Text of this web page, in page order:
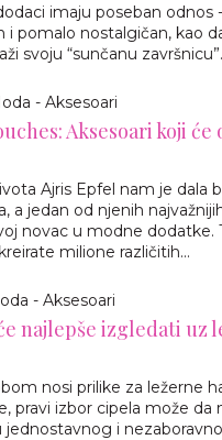
imaju poseban odnos
i pomalo nostalgičan, kao
svoju “sunčanu završnicu”.
- Aksesoari
Aksesoari koji će
Ajris Epfel nam je dala
a jedan od njenih
novac u modne dodatke.
milione različitih...
- Aksesoari
najlepše izgledati uz
nosi prilike za ležerne
pravi izbor cipela može da
jednostavnog i